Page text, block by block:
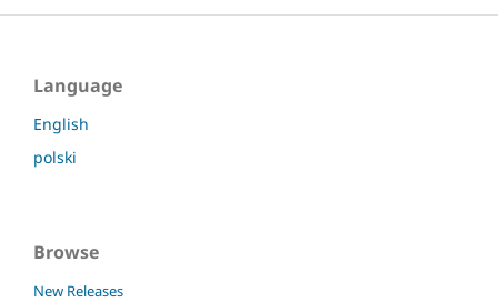
Language
English
polski
Browse
New Releases